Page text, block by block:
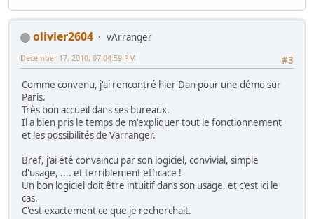
olivier2604
vArranger
#3
December 17, 2010, 07:04:59 PM
Comme convenu, j'ai rencontré hier Dan pour une démo sur
Paris.
Très bon accueil dans ses bureaux.
Il a bien pris le temps de m'expliquer tout le fonctionnement
et les possibilités de Varranger.
Bref, j'ai été convaincu par son logiciel, convivial, simple
d'usage, .... et terriblement efficace !
Un bon logiciel doit être intuitif dans son usage, et c'est ici le
cas.
C'est exactement ce que je recherchait.